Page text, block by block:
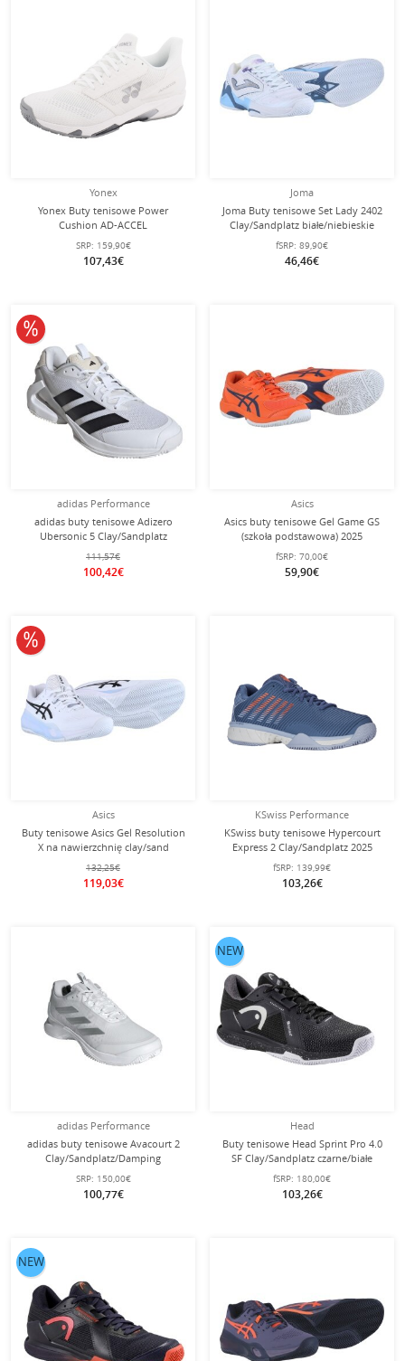
Yonex
Yonex Buty tenisowe Power
Cushion AD-ACCEL
Clay/Piasek/Lekkość 2024 białe
Damskie
SRP: 159,90€
107,43€
Joma
Joma Buty tenisowe Set Lady 2402
Clay/Sandplatz białe/niebieskie
Damskie
fSRP: 89,90€
46,46€
adidas Performance
adidas buty tenisowe Adizero
Ubersonic 5 Clay/Sandplatz
białe/czarne/szare Męskie
111,57€
100,42€
10% obniżone
Asics
Asics buty tenisowe Gel Game GS
(szkoła podstawowa) 2025
pomarańczowe dziecięce
fSRP: 70,00€
59,90€
Asics
Buty tenisowe Asics Gel Resolution
X na nawierzchnię clay/sand
(stabilność) białe męskie
132,25€
119,03€
10% obniżone
KSwiss Performance
KSwiss buty tenisowe Hypercourt
Express 2 Clay/Sandplatz 2025
infinityblue męskie
fSRP: 139,99€
103,26€
adidas Performance
adidas buty tenisowe Avacourt 2
Clay/Sandplatz/Damping
srebrny/biały damskie
SRP: 150,00€
100,77€
Head
Buty tenisowe Head Sprint Pro 4.0
SF Clay/Sandplatz czarne/białe
męskie
fSRP: 180,00€
103,26€
NEW
NEW